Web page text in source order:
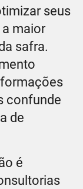
seus
maior
safra.
confunde
de
é